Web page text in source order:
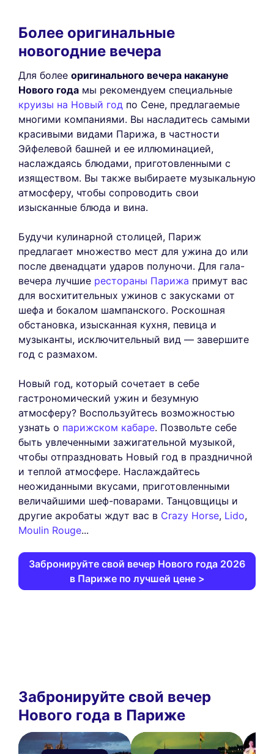
Более оригинальные
новогодние вечера
Для более оригинального вечера накануне
Нового года мы рекомендуем специальные
круизы на Новый год по Сене, предлагаемые
многими компаниями. Вы насладитесь самыми
красивыми видами Парижа, в частности
Эйфелевой башней и ее иллюминацией,
наслаждаясь блюдами, приготовленными с
изяществом. Вы также выбираете музыкальную
атмосферу, чтобы сопроводить свои
изысканные блюда и вина.
Будучи кулинарной столицей, Париж
предлагает множество мест для ужина до или
после двенадцати ударов полуночи. Для гала-
вечера лучшие рестораны Парижа примут вас
для восхитительных ужинов с закусками от
шефа и бокалом шампанского. Роскошная
обстановка, изысканная кухня, певица и
музыканты, исключительный вид — завершите
год с размахом.
Новый год, который сочетает в себе
гастрономический ужин и безумную
атмосферу? Воспользуйтесь возможностью
узнать о парижском кабаре. Позвольте себе
быть увлеченными зажигательной музыкой,
чтобы отпраздновать Новый год в праздничной
и теплой атмосфере. Наслаждайтесь
неожиданными вкусами, приготовленными
величайшими шеф-поварами. Танцовщицы и
другие акробаты ждут вас в Crazy Horse, Lido,
Moulin Rouge...
Забронируйте свой вечер Нового года 2026
в Париже по лучшей цене >
Забронируйте свой вечер
Нового года в Париже